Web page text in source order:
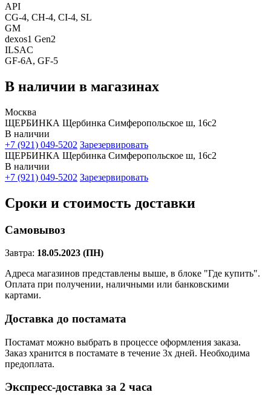
API
CG-4, CH-4, CI-4, SL
GM
dexos1 Gen2
ILSAC
GF-6A, GF-5
В наличии в магазинах
Москва
ЩЕРБИНКА Щербинка Симферопольское ш, 16с2
В наличии
+7 (921) 049-5202 Зарезервировать
ЩЕРБИНКА Щербинка Симферопольское ш, 16с2
В наличии
+7 (921) 049-5202 Зарезервировать
Сроки и стоимость доставки
Самовывоз
Завтра: 18.05.2023 (ПН)
Адреса магазинов представлены выше, в блоке "Где купить".
Оплата при получении, наличными или банковскими
картами.
Доставка до постамата
Постамат можно выбрать в процессе оформления заказа.
Заказ хранится в постамате в течение 3х дней. Необходима
предоплата.
Экспресс-доставка за 2 часa